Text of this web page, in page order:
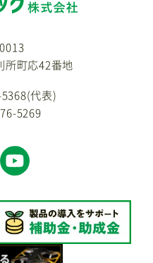
所町応42番地
代表)
5269